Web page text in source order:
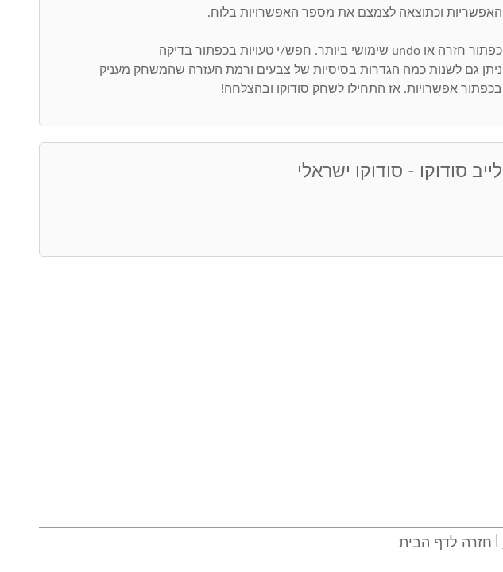
האפשריות וכתוצאה לצמצם את מספר האפשרויות בלוח.
כפתור חזרה או undo שימושי ביותר. חפש/י טעויות בכפתור בדיקה
ניתן גם לשנות כמה הגדרות בסיסיות של צבעים ורמת העזרה שהמשחק מעניק
בכפתור אפשרויות. אז התחילו לשחק סודוקו ובהצלחה!
לייב סודוקו - סודוקו ישראלי
חזרה לדף הבית